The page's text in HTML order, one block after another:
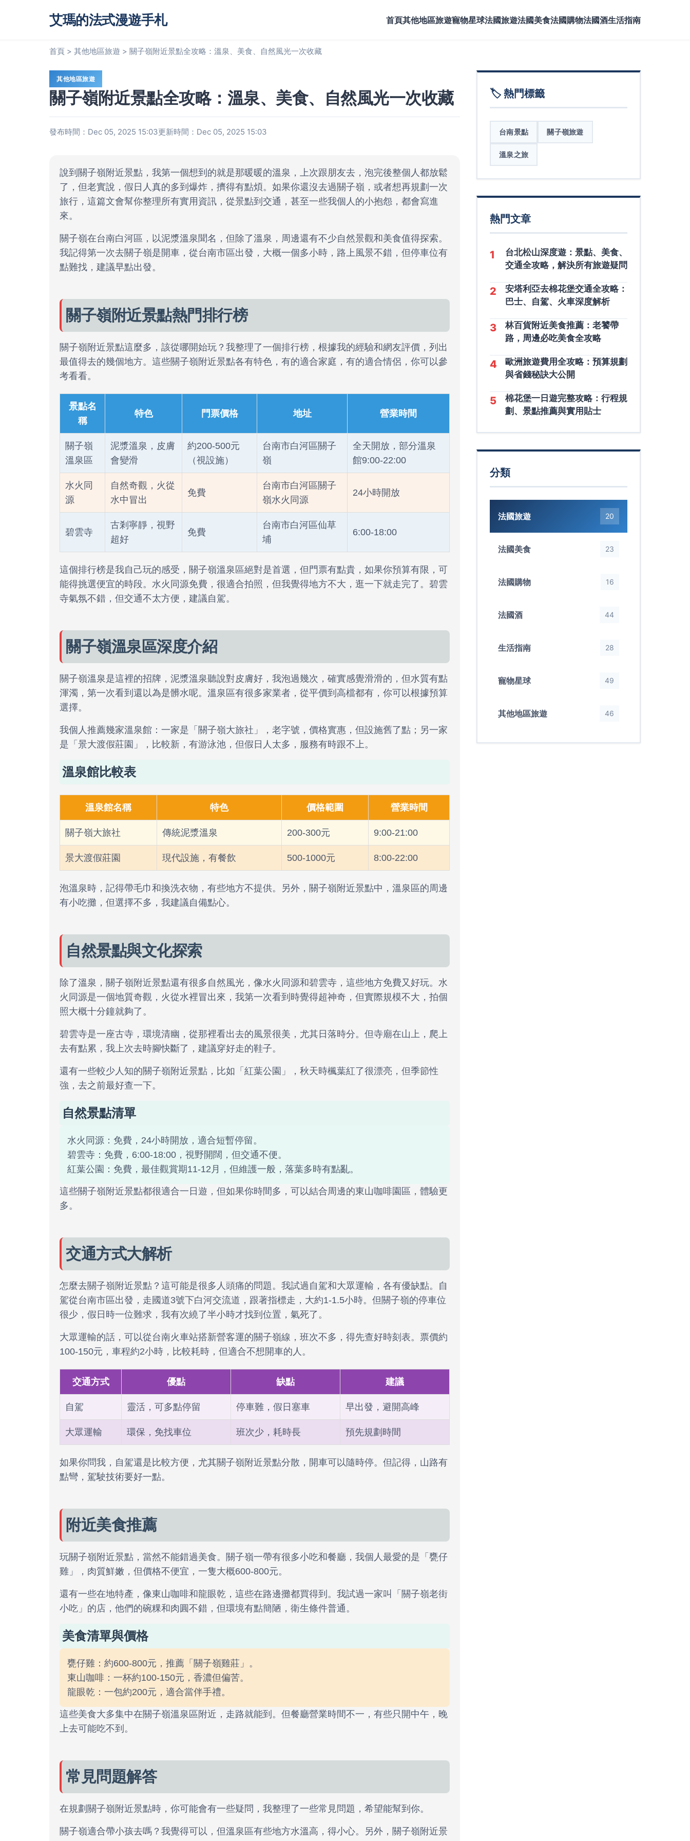
艾瑪的法式漫遊手札 首頁其他地區旅遊寵物星球法國旅遊法國美食法國購物法國酒生活指南
首頁 > 其他地區旅遊 > 關子嶺附近景點全攻略：溫泉、美食、自然風光一次收藏
其他地區旅遊
關子嶺附近景點全攻略：溫泉、美食、自然風光一次收藏
發布時間：Dec 05, 2025 15:03更新時間：Dec 05, 2025 15:03
說到關子嶺附近景點，我第一個想到的就是那暖暖的溫泉，上次跟朋友去，泡完後整個人都放鬆
了，但老實說，假日人真的多到爆炸，擠得有點煩。如果你還沒去過關子嶺，或者想再規劃一次
旅行，這篇文會幫你整理所有實用資訊，從景點到交通，甚至一些我個人的小抱怨，都會寫進
來。
關子嶺在台南白河區，以泥漿溫泉聞名，但除了溫泉，周邊還有不少自然景觀和美食值得探索。
我記得第一次去關子嶺是開車，從台南市區出發，大概一個多小時，路上風景不錯，但停車位有
點難找，建議早點出發。
關子嶺附近景點熱門排行榜
關子嶺附近景點這麼多，該從哪開始玩？我整理了一個排行榜，根據我的經驗和網友評價，列出
最值得去的幾個地方。這些關子嶺附近景點各有特色，有的適合家庭，有的適合情侶，你可以參
考看看。
景點名
稱
特色 門票價格 地址 營業時間
關子嶺
溫泉區
泥漿溫泉，皮膚
會變滑
約200-500元
（視設施）
台南市白河區關子
嶺
全天開放，部分溫泉
館9:00-22:00
水火同
源
自然奇觀，火從
水中冒出
免費
台南市白河區關子
嶺水火同源
24小時開放
碧雲寺
古剎寧靜，視野
超好
免費
台南市白河區仙草
埔
6:00-18:00
這個排行榜是我自己玩的感受，關子嶺溫泉區絕對是首選，但門票有點貴，如果你預算有限，可
能得挑選便宜的時段。水火同源免費，很適合拍照，但我覺得地方不大，逛一下就走完了。碧雲
寺氣氛不錯，但交通不太方便，建議自駕。
關子嶺溫泉區深度介紹
關子嶺溫泉是這裡的招牌，泥漿溫泉聽說對皮膚好，我泡過幾次，確實感覺滑滑的，但水質有點
渾濁，第一次看到還以為是髒水呢。溫泉區有很多家業者，從平價到高檔都有，你可以根據預算
選擇。
我個人推薦幾家溫泉館：一家是「關子嶺大旅社」，老字號，價格實惠，但設施舊了點；另一家
是「景大渡假莊園」，比較新，有游泳池，但假日人太多，服務有時跟不上。
溫泉館比較表
溫泉館名稱 特色 價格範圍 營業時間
關子嶺大旅社 傳統泥漿溫泉 200-300元 9:00-21:00
景大渡假莊園 現代設施，有餐飲 500-1000元 8:00-22:00
泡溫泉時，記得帶毛巾和換洗衣物，有些地方不提供。另外，關子嶺附近景點中，溫泉區的周邊
有小吃攤，但選擇不多，我建議自備點心。
自然景點與文化探索
除了溫泉，關子嶺附近景點還有很多自然風光，像水火同源和碧雲寺，這些地方免費又好玩。水
火同源是一個地質奇觀，火從水裡冒出來，我第一次看到時覺得超神奇，但實際規模不大，拍個
照大概十分鐘就夠了。
碧雲寺是一座古寺，環境清幽，從那裡看出去的風景很美，尤其日落時分。但寺廟在山上，爬上
去有點累，我上次去時腳快斷了，建議穿好走的鞋子。
還有一些較少人知的關子嶺附近景點，比如「紅葉公園」，秋天時楓葉紅了很漂亮，但季節性
強，去之前最好查一下。
自然景點清單
水火同源：免費，24小時開放，適合短暫停留。
碧雲寺：免費，6:00-18:00，視野開闊，但交通不便。
紅葉公園：免費，最佳觀賞期11-12月，但維護一般，落葉多時有點亂。
這些關子嶺附近景點都很適合一日遊，但如果你時間多，可以結合周邊的東山咖啡園區，體驗更
多。
交通方式大解析
怎麼去關子嶺附近景點？這可能是很多人頭痛的問題。我試過自駕和大眾運輸，各有優缺點。自
駕從台南市區出發，走國道3號下白河交流道，跟著指標走，大約1-1.5小時。但關子嶺的停車位
很少，假日時一位難求，我有次繞了半小時才找到位置，氣死了。
大眾運輸的話，可以從台南火車站搭新營客運的關子嶺線，班次不多，得先查好時刻表。票價約
100-150元，車程約2小時，比較耗時，但適合不想開車的人。
交通方式 優點 缺點 建議
自駕 靈活，可多點停留 停車難，假日塞車 早出發，避開高峰
大眾運輸 環保，免找車位 班次少，耗時長 預先規劃時間
如果你問我，自駕還是比較方便，尤其關子嶺附近景點分散，開車可以隨時停。但記得，山路有
點彎，駕駛技術要好一點。
附近美食推薦
玩關子嶺附近景點，當然不能錯過美食。關子嶺一帶有很多小吃和餐廳，我個人最愛的是「甕仔
雞」，肉質鮮嫩，但價格不便宜，一隻大概600-800元。
還有一些在地特產，像東山咖啡和龍眼乾，這些在路邊攤都買得到。我試過一家叫「關子嶺老街
小吃」的店，他們的碗粿和肉圓不錯，但環境有點簡陋，衛生條件普通。
美食清單與價格
甕仔雞：約600-800元，推薦「關子嶺雞莊」。
東山咖啡：一杯約100-150元，香濃但偏苦。
龍眼乾：一包約200元，適合當伴手禮。
這些美食大多集中在關子嶺溫泉區附近，走路就能到。但餐廳營業時間不一，有些只開中午，晚
上去可能吃不到。
常見問題解答
在規劃關子嶺附近景點時，你可能會有一些疑問，我整理了一些常見問題，希望能幫到你。
關子嶺適合帶小孩去嗎？我覺得可以，但溫泉區有些地方水溫高，得小心。另外，關子嶺附近景
🏷️ 熱門標籤
台南景點 關子嶺旅遊
溫泉之旅
熱門文章
1
台北松山深度遊：景點、美食、
交通全攻略，解決所有旅遊疑問
2
安塔利亞去棉花堡交通全攻略：
巴士、自駕、火車深度解析
3
林百貨附近美食推薦：老饕帶
路，周邊必吃美食全攻略
4
歐洲旅遊費用全攻略：預算規劃
與省錢秘訣大公開
5
棉花堡一日遊完整攻略：行程規
劃、景點推薦與實用貼士
分類
法國旅遊 20
法國美食 23
法國購物 16
法國酒 44
生活指南 28
寵物星球 49
其他地區旅遊 46